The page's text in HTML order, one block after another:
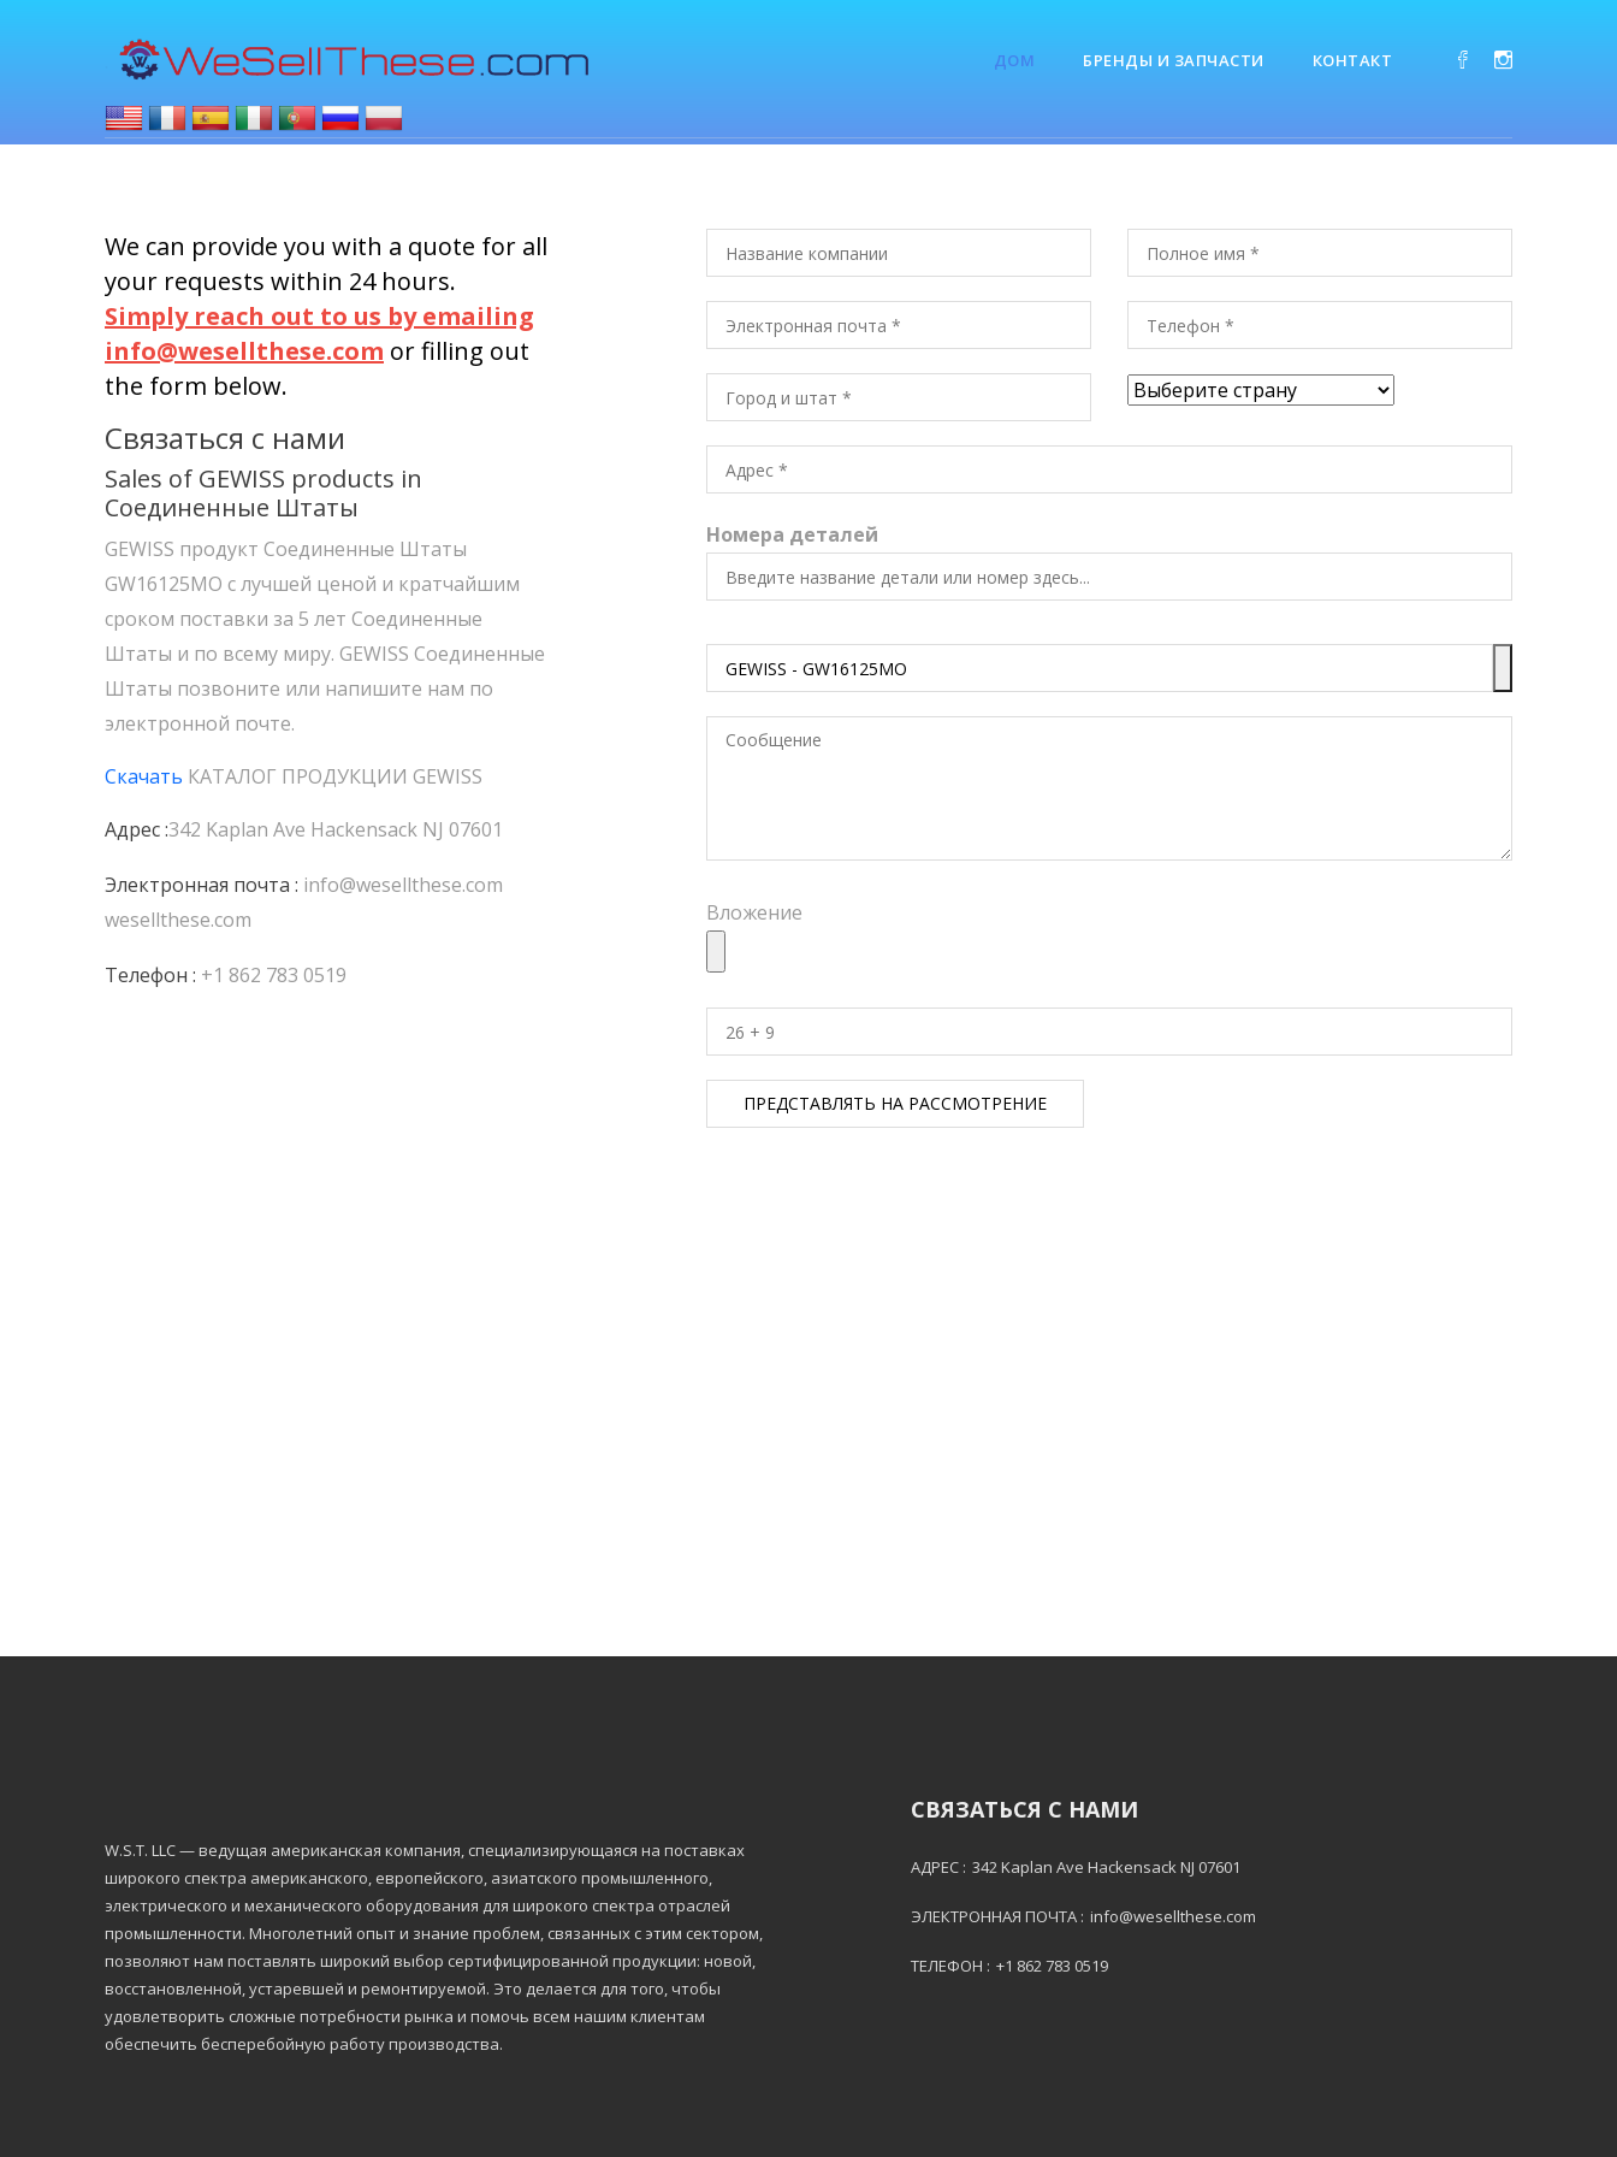
ДОМ БРЕНДЫ И ЗАПЧАСТИ КОНТАКТ
We can provide you with a quote for all
your requests within 24 hours.
Simply reach out to us by emailing
info@wesellthese.com or filling out
the form below.
Связаться с нами
Sales of GEWISS products in
Соединенные Штаты
GEWISS продукт Соединенные Штаты
GW16125MO с лучшей ценой и кратчайшим
сроком поставки за 5 лет Соединенные
Штаты и по всему миру. GEWISS Соединенные
Штаты позвоните или напишите нам по
электронной почте.
Скачать КАТАЛОГ ПРОДУКЦИИ GEWISS
Адрес :342 Kaplan Ave Hackensack NJ 07601
Электронная почта : info@wesellthese.com
wesellthese.com
Телефон : +1 862 783 0519
Номера деталей
Вложение
W.S.Т. LLC — ведущая американская компания, специализирующаяся на поставках
широкого спектра американского, европейского, азиатского промышленного,
электрического и механического оборудования для широкого спектра отраслей
промышленности. Многолетний опыт и знание проблем, связанных с этим сектором,
позволяют нам поставлять широкий выбор сертифицированной продукции: новой,
восстановленной, устаревшей и ремонтируемой. Это делается для того, чтобы
удовлетворить сложные потребности рынка и помочь всем нашим клиентам
обеспечить бесперебойную работу производства.
СВЯЗАТЬСЯ С НАМИ
АДРЕС : 342 Kaplan Ave Hackensack NJ 07601
ЭЛЕКТРОННАЯ ПОЧТА : info@wesellthese.com
ТЕЛЕФОН : +1 862 783 0519